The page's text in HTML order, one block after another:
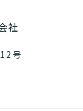
社
号